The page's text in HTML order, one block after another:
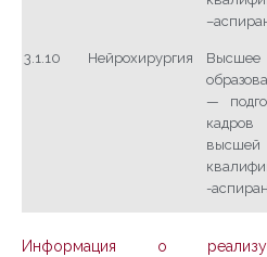
3.1.10 Нейрохирургия
Высшее
—
кадров
высшей
-
Информация о